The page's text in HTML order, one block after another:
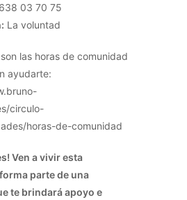
03 70 75
La voluntad
las horas de comunidad
ayudarte:
circulo-
horas-de-comunidad
Ven a vivir esta
parte de una
te brindará apoyo e